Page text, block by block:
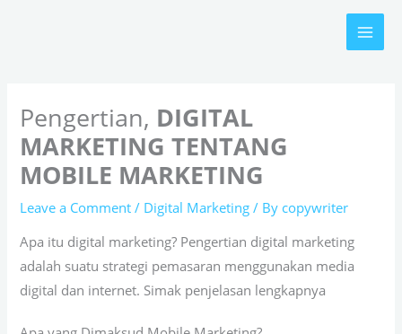
Pengertian, DIGITAL
MARKETING TENTANG
MOBILE MARKETING
Leave a Comment / Digital Marketing / By copywriter
Apa itu digital marketing? Pengertian digital marketing
adalah suatu strategi pemasaran menggunakan media
digital dan internet. Simak penjelasan lengkapnya